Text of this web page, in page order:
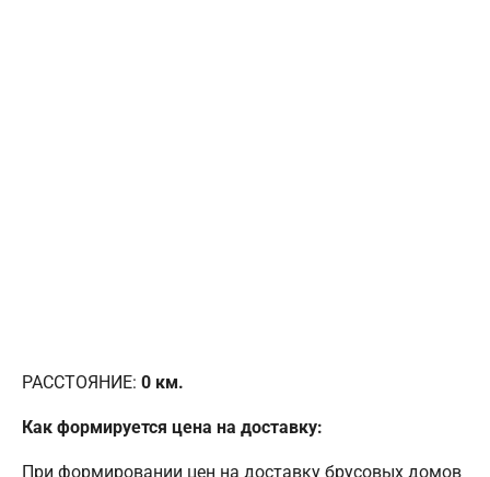
РАССТОЯНИЕ: 0 км.
Как формируется цена на доставку:
При формировании цен на доставку брусовых домов